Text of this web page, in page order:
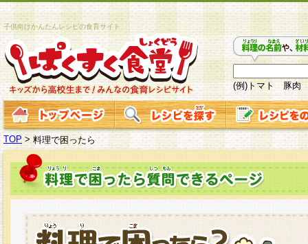
子供向けかんたんレシピの食育サイト
(例)トマト 豚肉
TOP >料理で困ったら